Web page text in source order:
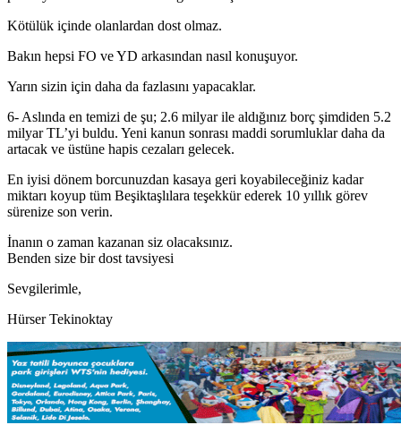
Kötülük içinde olanlardan dost olmaz.
Bakın hepsi FO ve YD arkasından nasıl konuşuyor.
Yarın sizin için daha da fazlasını yapacaklar.
6- Aslında en temizi de şu; 2.6 milyar ile aldığınız borç şimdiden 5.2
milyar TL’yi buldu. Yeni kanun sonrası maddi sorumluklar daha da
artacak ve üstüne hapis cezaları gelecek.
En iyisi dönem borcunuzdan kasaya geri koyabileceğiniz kadar
miktarı koyup tüm Beşiktaşlılara teşekkür ederek 10 yıllık görev
sürenize son verin.
İnanın o zaman kazanan siz olacaksınız.
Benden size bir dost tavsiyesi
Sevgilerimle,
Hürser Tekinoktay